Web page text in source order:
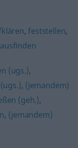
,feststellen,
(ugs.),
, (jemandem)
(geh.),
, (jemandem)